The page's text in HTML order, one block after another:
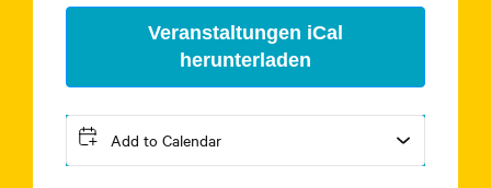
Veranstaltungen iCal
herunterladen
Add to Calendar